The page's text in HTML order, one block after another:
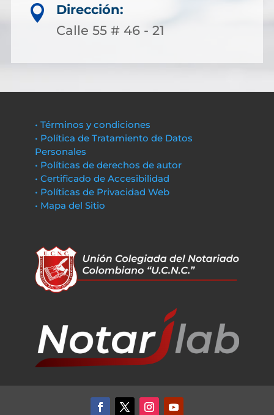

Dirección:
Calle 55 # 46 - 21
• Términos y condiciones
• Política de Tratamiento de Datos
Personales
• Políticas de derechos de autor
• Certificado de Accesibilidad
• Políticas de Privacidad Web
• Mapa del Sitio